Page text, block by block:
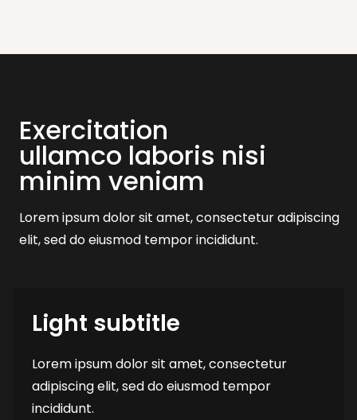
Exercitation
ullamco laboris nisi
minim veniam
Lorem ipsum dolor sit amet, consectetur adipiscing
elit, sed do eiusmod tempor incididunt.
Light subtitle
Lorem ipsum dolor sit amet, consectetur
adipiscing elit, sed do eiusmod tempor
incididunt.